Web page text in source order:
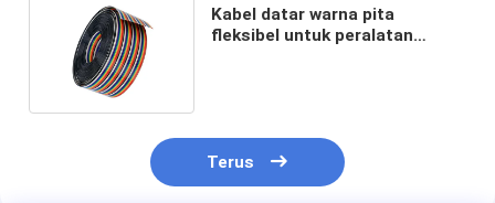
Kabel datar warna pita
fleksibel untuk peralatan
Terus